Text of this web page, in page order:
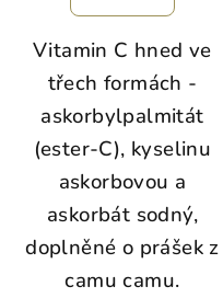
Vitamin C hned ve
třech formách -
askorbylpalmitát
(ester-C), kyselinu
askorbovou a
askorbát sodný,
doplněné o prášek z
camu camu.